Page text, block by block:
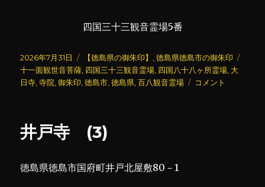
四国三十三観音霊場5番
投
稿
日:
2026年7月31日
カ
テ
ゴ
【徳島県の御朱印】 ,徳島県徳島市の御朱印
十一面観世音菩薩 四国三十三観音霊場 四国八十八ヶ所霊場 大
日寺 ,寺院 ,御朱印 ,徳島市 ,徳島県 ,百八観音霊場
大
コメント
井戸寺 (3)
徳島県徳島市国府町井戸北屋敷80－1